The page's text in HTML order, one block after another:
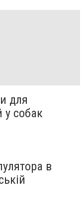
для
у собак
в